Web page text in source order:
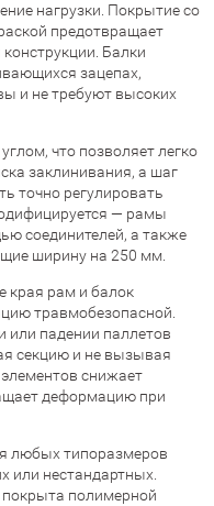
нагрузки. Покрытие со
предотвращает
Балки
зацепах,
и не требуют высоких
что позволяет легко
заклинивания, а шаг
точно регулировать
— рамы
соединителей, а также
ширину на 250 мм.
края рам и балок
травмобезопасной.
или падении паллетов
секцию и не вызывая
снижает
деформацию при
любых типоразмеров
или нестандартных.
полимерной